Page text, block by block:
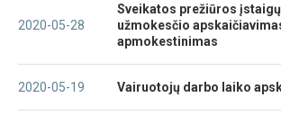
2020-05-28
Sveikatos prežiūros
užmokesčio
apmokestinimas
2020-05-19 Vairuotojų darbo laiko